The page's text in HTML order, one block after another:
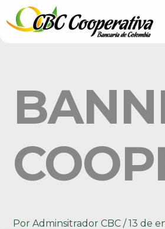
Por Adminsitrador CBC / 13 de